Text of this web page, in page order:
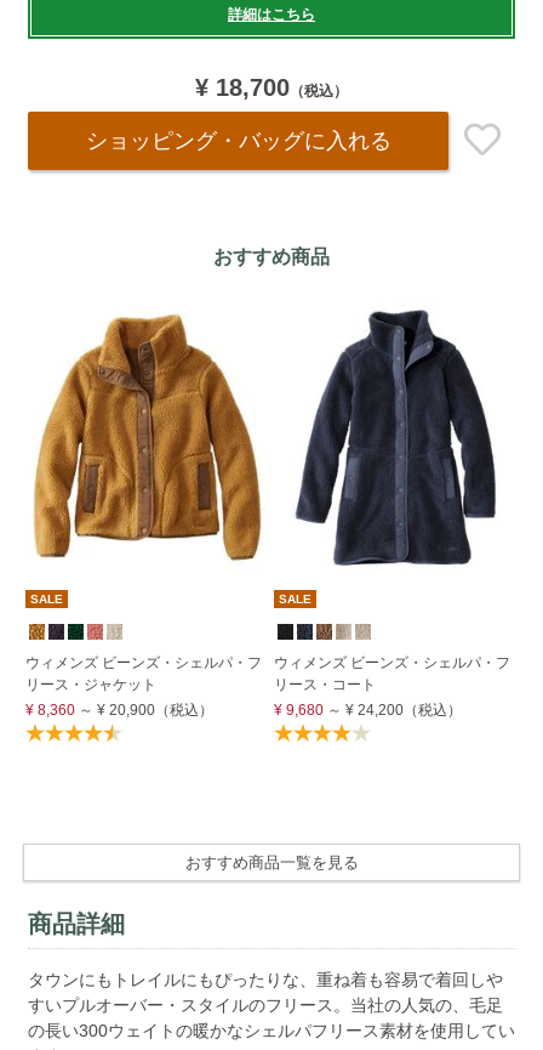
詳細はこちら
¥ 18,700 （税込）
ショッピング・バッグに入れる
おすすめ商品
SALE
ウィメンズ ビーンズ・シェルパ・フ
リース・ジャケット
¥ 8,360～ ¥ 20,900（税込）
SALE
ウィメンズ ビーンズ・シェルパ・フ
リース・コート
¥ 9,680 ～ ¥ 24,200 （税込）
おすすめ商品一覧を見る
商品詳細
タウンにもトレイルにもぴったりな、重ね着も容易で着回しや
すいプルオーバー・スタイルのフリース。当社の人気の、毛足
の長い300ウェイトの暖かなシェルパフリース素材を使用してい